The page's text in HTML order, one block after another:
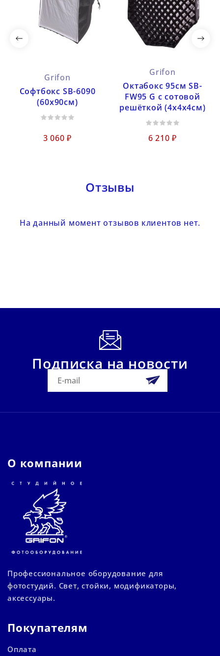
Grifon
Софтбокс SB-6090
(60х90см)
3 060 ₽
Grifon
Октабокс 95см SB-
FW95 G с сотовой
решёткой (4х4х4см)
6 210 ₽
Отзывы
На данный момент отзывов клиентов нет.
Подписка на новости
О компании
Профессиональное оборудование для
фотостудий. Свет, стойки, модификаторы,
аксессуары.
Покупателям
Оплата